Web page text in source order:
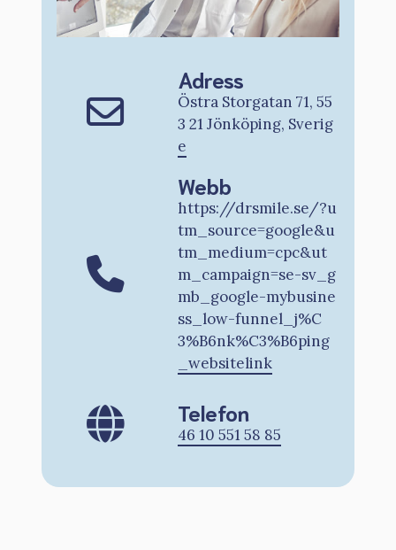
Adress
Östra Storgatan 71, 55
3 21 Jönköping, Sverig
e
Webb
https://drsmile.se/?u
tm_source=google&u
tm_medium=cpc&ut
m_campaign=se-sv_g
mb_google-mybusine
ss_low-funnel_j%C
3%B6nk%C3%B6ping
_websitelink
Telefon
46 10 551 58 85